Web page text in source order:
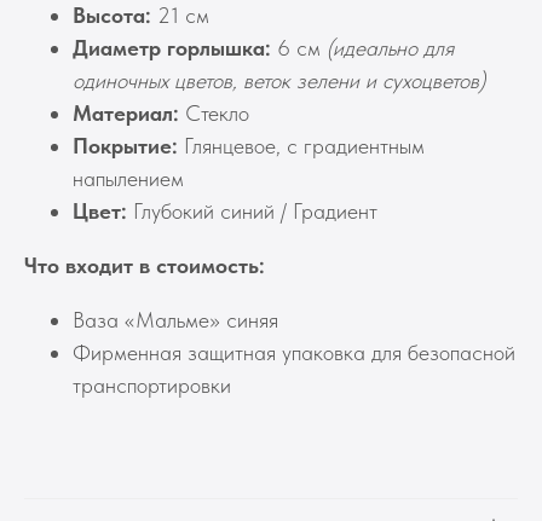
Высота: 21 см
Диаметр горлышка: 6 см (идеально для
одиночных цветов, веток зелени и сухоцветов)
Материал: Стекло
Покрытие: Глянцевое, с градиентным
напылением
Цвет: Глубокий синий / Градиент
Что входит в стоимость:
Ваза «Мальме» синяя
Фирменная защитная упаковка для безопасной
транспортировки